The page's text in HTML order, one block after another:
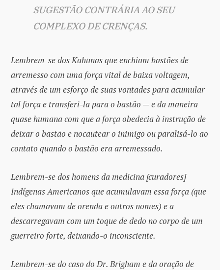
SUGESTÃO CONTRÁRIA AO SEU
COMPLEXO DE CRENÇAS.
Lembrem-se dos Kahunas que enchiam bastões de
arremesso com uma força vital de baixa voltagem,
através de um esforço de suas vontades para acumular
tal força e transferi-la para o bastão — e da maneira
quase humana com que a força obedecia à instrução de
deixar o bastão e nocautear o inimigo ou paralisá-lo ao
contato quando o bastão era arremessado.
Lembrem-se dos homens da medicina [curadores]
Indígenas Americanos que acumulavam essa força (que
eles chamavam de orenda e outros nomes) e a
descarregavam com um toque de dedo no corpo de um
guerreiro forte, deixando-o inconsciente.
Lembrem-se do caso do Dr. Brigham e da oração de